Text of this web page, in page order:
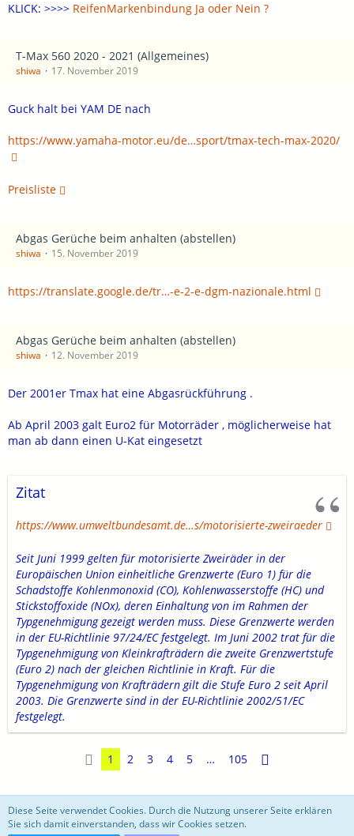
KLICK: >>>> ReifenMarkenbindung Ja oder Nein ?
T-Max 560 2020 - 2021 (Allgemeines)
shiwa 17. November 2019
Guck halt bei YAM DE nach
https://www.yamaha-motor.eu/de…sport/tmax-tech-max-2020/
Preisliste
Abgas Gerüche beim anhalten (abstellen)
shiwa 15. November 2019
https://translate.google.de/tr…-e-2-e-dgm-nazionale.html
Abgas Gerüche beim anhalten (abstellen)
shiwa 12. November 2019
Der 2001er Tmax hat eine Abgasrückführung .
Ab April 2003 galt Euro2 für Motorräder , möglicherweise hat
man ab dann einen U-Kat eingesetzt
Zitat
https://www.umweltbundesamt.de…s/motorisierte-zweiraeder
Seit Juni 1999 gelten für motorisierte Zweiräder in der
Europäischen Union einheitliche Grenzwerte (Euro 1) für die
Schadstoffe Kohlenmonoxid (CO), Kohlenwasserstoffe (HC) und
Stickstoffoxide (NOx), deren Einhaltung von im Rahmen der
Typgenehmigung gezeigt werden muss. Diese Grenzwerte werden
in der EU-Richtlinie 97/24/EC festgelegt. Im Juni 2002 trat für die
Typgenehmigung von Kleinkrafträdern die zweite Grenzwertstufe
(Euro 2) nach der gleichen Richtlinie in Kraft. Für die
Typgenehmigung von Krafträdern gilt die Stufe Euro 2 seit April
2003. Die Grenzwerte sind in der EU-Richtlinie 2002/51/EC
festgelegt.
1 2 3 4 5 … 105
motoblog
Diese Seite verwendet Cookies. Durch die Nutzung unserer Seite erklären
Sie sich damit einverstanden, dass wir Cookies setzen.